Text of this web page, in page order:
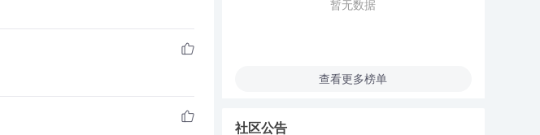
暂无数据
查看更多榜单
社区公告